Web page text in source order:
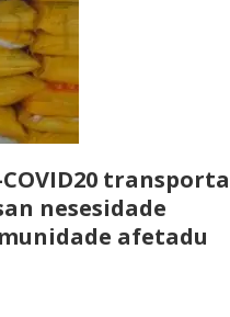
COVID20 transporta
nesesidade
afetadu